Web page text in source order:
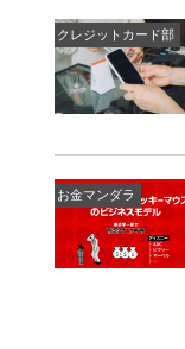
クレジットカード部
お金マンダラ